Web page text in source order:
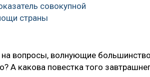
совокупной
страны
вопросы, волнующие
А какова повестка того